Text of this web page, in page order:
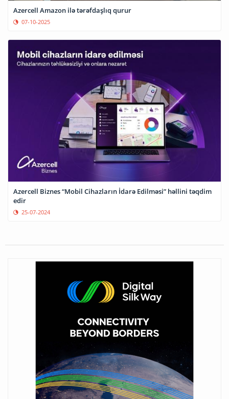
Azercell Amazon ilə tərəfdaşlıq qurur
07-10-2025
Azercell Biznes “Mobil Cihazların İdarə Edilməsi” həllini təqdim
edir
25-07-2024